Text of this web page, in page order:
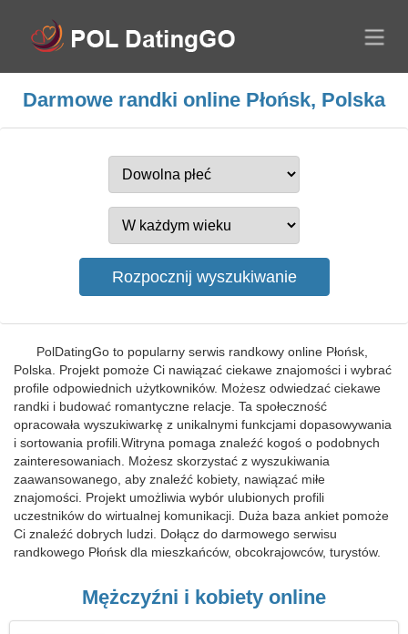
Darmowe randki online Płońsk, Polska
PolDatingGo to popularny serwis randkowy online Płońsk,
Polska. Projekt pomoże Ci nawiązać ciekawe znajomości i wybrać
profile odpowiednich użytkowników. Możesz odwiedzać ciekawe
randki i budować romantyczne relacje. Ta społeczność
opracowała wyszukiwarkę z unikalnymi funkcjami dopasowywania
i sortowania profili.Witryna pomaga znaleźć kogoś o podobnych
zainteresowaniach. Możesz skorzystać z wyszukiwania
zaawansowanego, aby znaleźć kobiety, nawiązać miłe
znajomości. Projekt umożliwia wybór ulubionych profili
uczestników do wirtualnej komunikacji. Duża baza ankiet pomoże
Ci znaleźć dobrych ludzi. Dołącz do darmowego serwisu
randkowego Płońsk dla mieszkańców, obcokrajowców, turystów.
Mężczyźni i kobiety online